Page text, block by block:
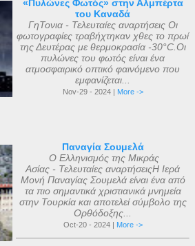
«Πυλώνες Φωτός» στην Αλμπέρτα
του Καναδά
ΓηΤονια - Τελευταίες αναρτήσεις Οι
φωτογραφίες τραβήχτηκαν χθες το πρωί
της Δευτέρας με θερμοκρασία -30°C.Οι
πυλώνες του φωτός είναι ένα
ατμοσφαιρικό οπτικό φαινόμενο που
εμφανίζεται...
Nov-29 - 2024 | More ->
Παναγία Σουμελά
Ο Ελληνισμός της Μικράς
Ασίας - Τελευταίες αναρτήσειςΗ Ιερά
Μονή Παναγίας Σουμελά είναι ένα από
τα πιο σημαντικά χριστιανικά μνημεία
στην Τουρκία και αποτελεί σύμβολο της
Ορθόδοξης...
Oct-20 - 2024 | More ->